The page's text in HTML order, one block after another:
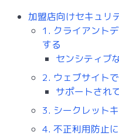
加盟店向けセキュリ
1. クライアント
する
センシティブ
2. ウェブサイト
サポートされ
3. シークレット
4. 不正利用防止